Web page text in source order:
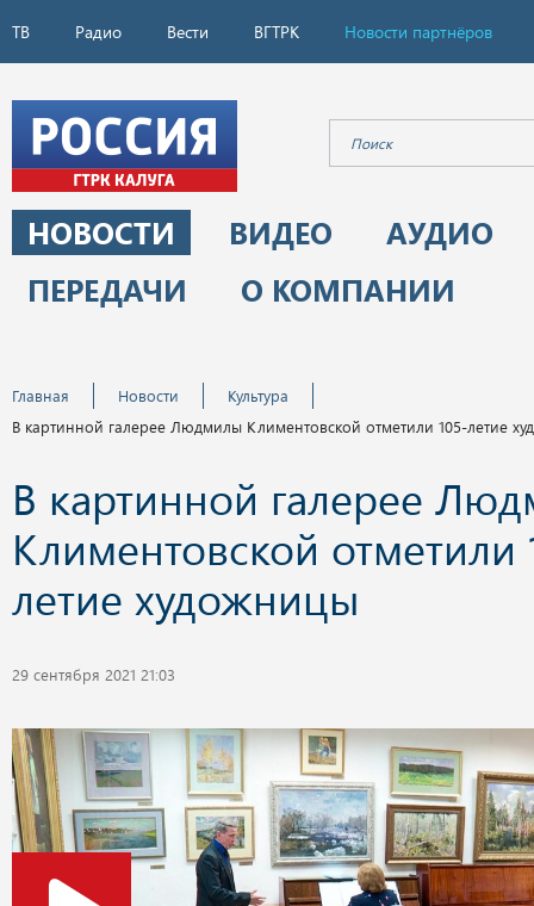
ТВ Радио Вести ВГТРК Новости партнёров
НОВОСТИ ВИДЕО
АУДИО
ПЕРЕДАЧИ
О КОМПАНИИ
Главная Новости
Культура
В картинной галерее Людмилы Климентовской отметили 105-летие
В картинной галерее
Климентовской отметили
летие художницы
29 сентября 2021 21:03